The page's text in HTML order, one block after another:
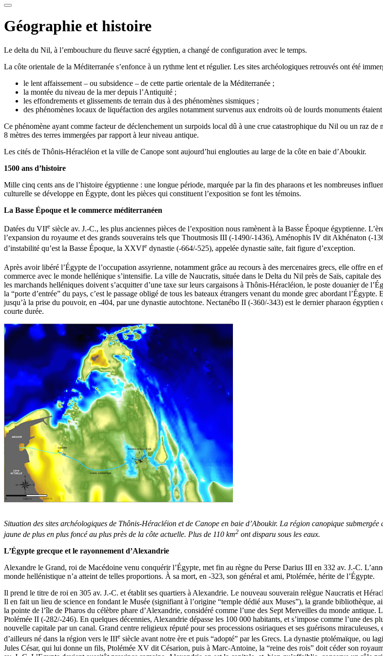
Géographie et histoire
Le delta du Nil, à l’embouchure du fleuve sacré égyptien, a changé de configuration avec le temps.
La côte orientale de la Méditerranée s’enfonce à un rythme lent et régulier. Les sites archéologiques retrouvés ont été
le lent affaissement – ou subsidence – de cette partie orientale de la Méditerranée ;
la montée du niveau de la mer depuis l’Antiquité ;
les effondrements et glissements de terrain dus à des phénomènes sismiques ;
des phénomènes locaux de liquéfaction des argiles notamment survenus aux endroits où de lourds monuments
Ce phénomène ayant comme facteur de déclenchement un surpoids local dû à une crue catastrophique du Nil ou un raz
8 mètres des terres immergées par rapport à leur niveau antique.
Les cités de Thônis-Héracléion et la ville de Canope sont aujourd’hui englouties au large de la côte en baie d’Aboukir.
1500 ans d’histoire
Mille cinq cents ans de l’histoire égyptienne : une longue période, marquée par la fin des pharaons et les nombreuses
culturelle se développe en Égypte, dont les pièces qui constituent l’exposition se font les témoins.
La Basse Époque et le commerce méditerranéen
Datées du VIIe siècle av. J.-C., les plus anciennes pièces de l’exposition nous ramènent à la Basse Époque égyptienne.
l’expansion du royaume et des grands souverains tels que Thoutmosis III (-1490/-1436), Aménophis IV dit Akhénaton (-
d’instabilité qu’est la Basse Époque, la XXVIe dynastie (-664/-525), appelée dynastie saïte, fait figure d’exception.
Après avoir libéré l’Égypte de l’occupation assyrienne, notamment grâce au recours à des mercenaires grecs, elle offre
commerce avec le monde hellénique s’intensifie. La ville de Naucratis, située dans le Delta du Nil près de Saïs, capitale
les marchands helléniques doivent s’acquitter d’une taxe sur leurs cargaisons à Thônis-Héracléion, le poste douanier de
la “porte d’entrée” du pays, c’est le passage obligé de tous les bateaux étrangers venant du monde grec abordant
jusqu’à la prise du pouvoir, en -404, par une dynastie autochtone. Nectanébo II (-360/-343) est le dernier pharaon
courte durée.
Situation des sites archéologiques de Thônis-Héracléion et de Canope en baie d’Aboukir. La région canopique
jaune de plus en plus foncé au plus près de la côte actuelle. Plus de 110 km2 ont disparu sous les eaux.
L’Égypte grecque et le rayonnement d’Alexandrie
Alexandre le Grand, roi de Macédoine venu conquérir l’Égypte, met fin au règne du Perse Darius III en 332 av. J.-C.
monde hellénistique n’a atteint de telles proportions. À sa mort, en -323, son général et ami, Ptolémée, hérite de l’Égypte.
Il prend le titre de roi en 305 av. J.-C. et établit ses quartiers à Alexandrie. Le nouveau souverain relègue Naucratis et
Il en fait un lieu de science en fondant le Musée (signifiant à l’origine “temple dédié aux Muses”), la grande bibliothèque,
la pointe de l’île de Pharos du célèbre phare d’Alexandrie, considéré comme l’une des Sept Merveilles du monde
Ptolémée II (-282/-246). En quelques décennies, Alexandrie dépasse les 100 000 habitants, et s’impose comme l’une des
nouvelle capitale par un canal. Grand centre religieux réputé pour ses processions osiriaques et ses guérisons
d’ailleurs né dans la région vers le IIIe siècle avant notre ère et puis “adopté” par les Grecs. La dynastie ptolémaïque, ou
Jules César, qui lui donne un fils, Ptolémée XV dit Césarion, puis à Marc-Antoine, la “reine des rois” doit céder son